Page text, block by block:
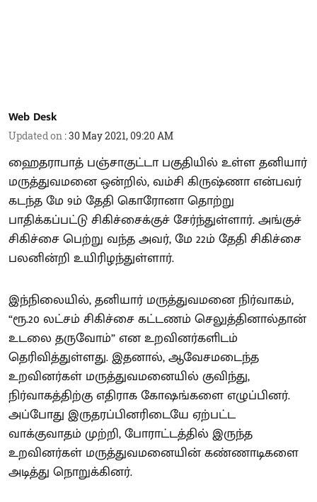
Web Desk
Updated on :30 May 2021, 09:20 AM
ஹைதராபாத் பஞ்சாகுட்டா பகுதியில் உள்ள தனியார்
மருத்துவமனை ஒன்றில், வம்சி கிருஷ்ணா என்பவர்
கடந்த மே 9ம் தேதி கொரோனா தொற்று
பாதிக்கப்பட்டு சிகிச்சைக்குச் சேர்ந்துள்ளார். அங்குச்
சிகிச்சை பெற்று வந்த அவர், மே 22ம் தேதி சிகிச்சை
பலனின்றி உயிரிழந்துள்ளார்.
இந்நிலையில், தனியார் மருத்துவமனை நிர்வாகம்,
“ரூ.20 லட்சம் சிகிச்சை கட்டணம் செலுத்தினால்தான்
உடலை தருவோம்” என உறவினர்களிடம்
தெரிவித்துள்ளது. இதனால், ஆவேசமடைந்த
உறவினர்கள் மருத்துவமனையில் குவிந்து,
நிர்வாகத்திற்கு எதிராக கோஷங்களை எழுப்பினர்.
அப்போது இருதரப்பினரிடையே ஏற்பட்ட
வாக்குவாதம் முற்றி, போராட்டத்தில் இருந்த
உறவினர்கள் மருத்துவமனையின் கண்ணாடிகளை
அடித்து நொறுக்கினர்.